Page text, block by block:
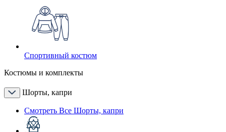
Спортивный костюм
Костюмы и комплекты
Шорты, капри
Смотреть Все Шорты, капри